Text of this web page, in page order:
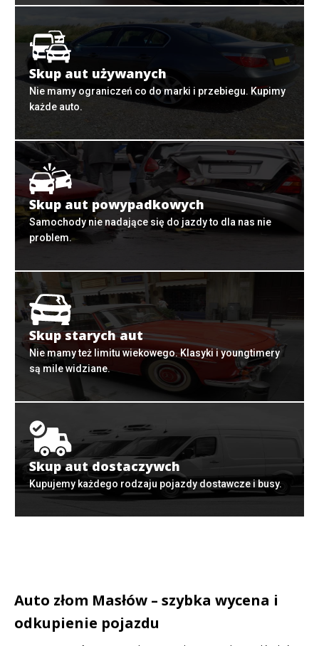
Skup aut używanych
Nie mamy ograniczeń co do marki i przebiegu. Kupimy
każde auto.
Skup aut powypadkowych
Samochody nie nadające się do jazdy to dla nas nie
problem.
Skup starych aut
Nie mamy też limitu wiekowego. Klasyki i youngtimery
są mile widziane.
Skup aut dostaczywch
Kupujemy każdego rodzaju pojazdy dostawcze i busy.
Auto złom Masłów – szybka wycena i
odkupienie pojazdu